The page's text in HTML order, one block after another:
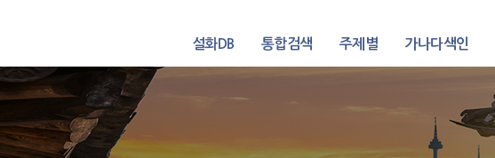
가나다색인
주제별
통합검색
설화DB